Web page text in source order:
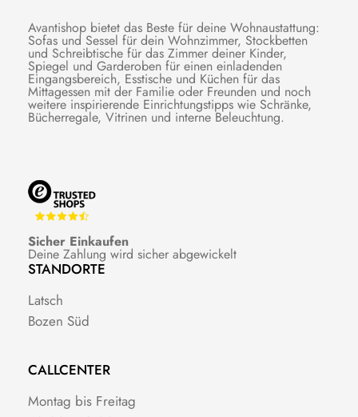
Avantishop bietet das Beste für deine Wohnaustattung:
Sofas und Sessel für dein Wohnzimmer, Stockbetten
und Schreibtische für das Zimmer deiner Kinder,
Spiegel und Garderoben für einen einladenden
Eingangsbereich, Esstische und Küchen für das
Mittagessen mit der Familie oder Freunden und noch
weitere inspirierende Einrichtungstipps wie Schränke,
Bücherregale, Vitrinen und interne Beleuchtung.
Sicher Einkaufen
Deine Zahlung wird sicher abgewickelt
STANDORTE
Latsch
Bozen Süd
CALLCENTER
Montag bis Freitag